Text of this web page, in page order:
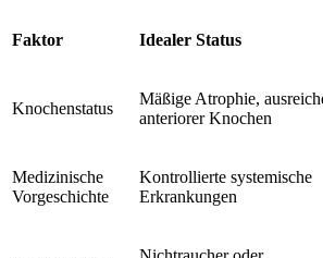
Faktor Idealer Status
Knochenstatus
Mäßige Atrophie,
anteriorer Knochen
Medizinische
Vorgeschichte
Kontrollierte systemische
Erkrankungen